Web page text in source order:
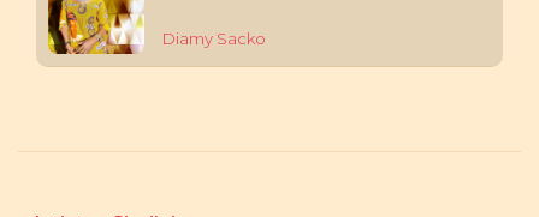
Diamy Sacko